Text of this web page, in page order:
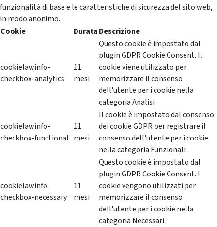
funzionalità di base e le caratteristiche di sicurezza del sito web,
in modo anonimo.
Cookie
DurataDescrizione
cookielawinfo-
checkbox-analytics
11
mesi
Questo cookie è impostato dal
plugin GDPR Cookie Consent. Il
cookie viene utilizzato per
memorizzare il consenso
dell'utente per i cookie nella
categoria Analisi
cookielawinfo-
checkbox-functional
11
mesi
Il cookie è impostato dal consenso
dei cookie GDPR per registrare il
consenso dell'utente per i cookie
nella categoria Funzionali.
cookielawinfo-
checkbox-necessary
11
mesi
Questo cookie è impostato dal
plugin GDPR Cookie Consent. I
cookie vengono utilizzati per
memorizzare il consenso
dell'utente per i cookie nella
categoria Necessari.